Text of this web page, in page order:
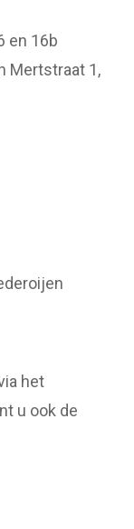
en 16b
Mertstraat 1,
het
naar een
u ook de